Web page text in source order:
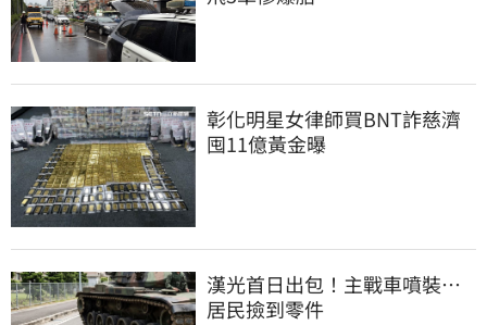
彰化明星女律師買BNT詐慈濟
囤11億黃金曝
漢光首日出包！主戰車噴裝…
居民撿到零件